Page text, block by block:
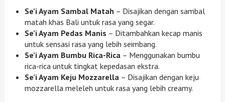
Se’i Ayam Sambal Matah – Disajikan dengan sambal
matah khas Bali untuk rasa yang segar.
Se’i Ayam Pedas Manis – Ditambahkan kecap manis
untuk sensasi rasa yang lebih seimbang.
Se’i Ayam Bumbu Rica-Rica – Menggunakan bumbu
rica-rica untuk tingkat kepedasan ekstra.
Se’i Ayam Keju Mozzarella – Disajikan dengan keju
mozzarella meleleh untuk rasa yang lebih creamy.